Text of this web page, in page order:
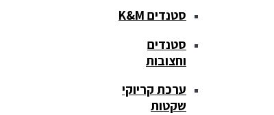
סטנדים K&M
סטנדים
וחצובות
ערכת קריוקי
שקטות